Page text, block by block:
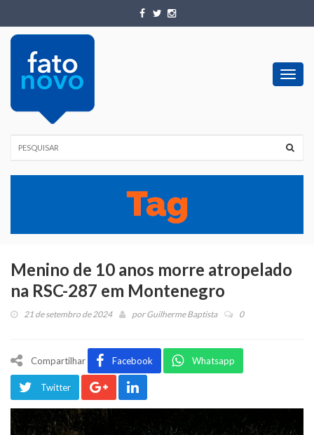
Menino de 10 anos morre atropelado
na RSC-287 em Montenegro
21 de setembro de 2024 porGuilherme Baptista 0
Compartilhar Facebook Whatsapp
Twitter